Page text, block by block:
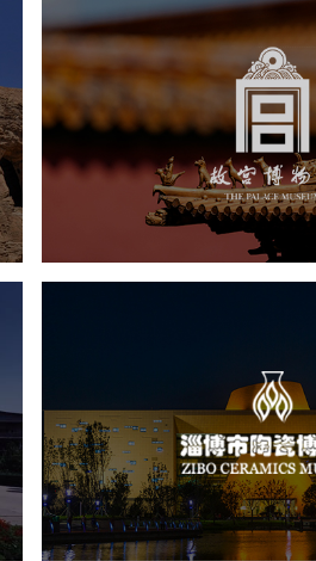
故宫博
文化艺术 博物馆
博物馆网站建设
景区网
万能专题
网
文化艺术 博物馆
博物馆网站建设